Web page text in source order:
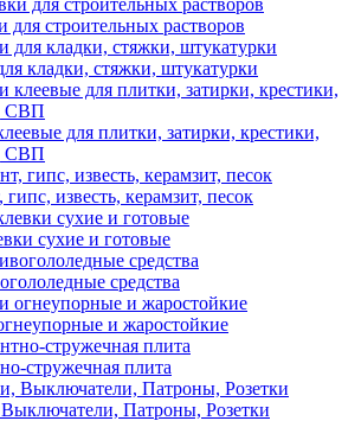
для строительных растворов
кладки, стяжки, штукатурки
для плитки, затирки, крестики,
СВП
известь, керамзит, песок
сухие и готовые
средства
и жаростойкие
стружечная плита
Патроны, Розетки